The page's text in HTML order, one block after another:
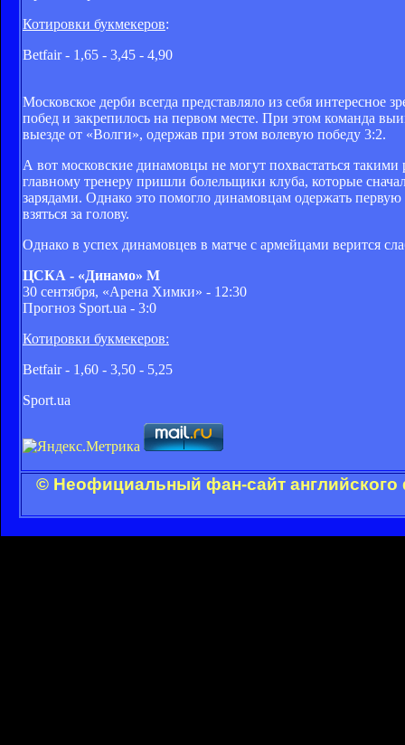
Котировки букмекеров:
Betfair - 1,65 - 3,45 - 4,90
Московское дерби всегда представляло из себя
побед и закрепилось на первом месте. При этом команда
выезде от «Волги», одержав при этом волевую победу 3:2.
А вот московские динамовцы не могут похвастаться
главному тренеру пришли болельщики клуба, которые
зарядами. Однако это помогло динамовцам одержать
взяться за голову.
Однако в успех динамовцев в матче с армейцами верится
ЦСКА - «Динамо» М
30 сентября, «Арена Химки» - 12:30
Прогноз Sport.ua - 3:0
Котировки букмекеров:
Betfair - 1,60 - 3,50 - 5,25
Sport.ua
© Неофициальный фан-сайт английского